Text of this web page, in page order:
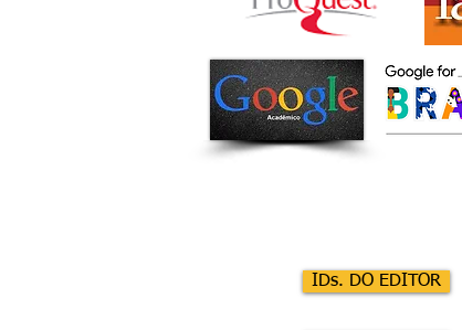
IDs. DO EDITOR